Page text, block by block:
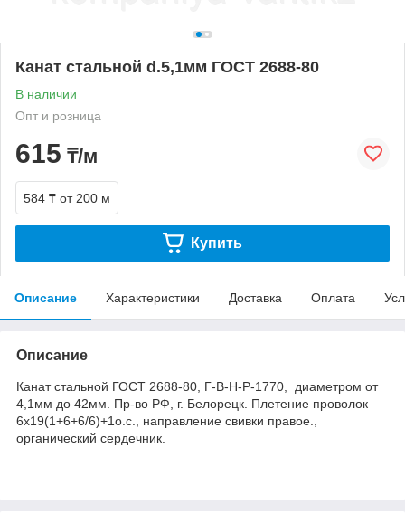
Канат стальной d.5,1мм ГОСТ 2688-80
В наличии
Опт и розница
615 ₸/м
584 ₸ от 200 м
Купить
Описание Характеристики Доставка Оплата
Описание
Канат стальной ГОСТ 2688-80, Г-В-Н-Р-1770, диаметром от
4,1мм до 42мм. Пр-во РФ, г. Белорецк. Плетение проволок
6х19(1+6+6/6)+1о.с., направление свивки правое.,
органический сердечник.